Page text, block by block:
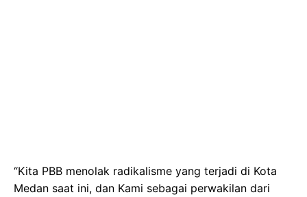
“Kita PBB menolak radikalisme yang terjadi di Kota
Medan saat ini, dan Kami sebagai perwakilan dari